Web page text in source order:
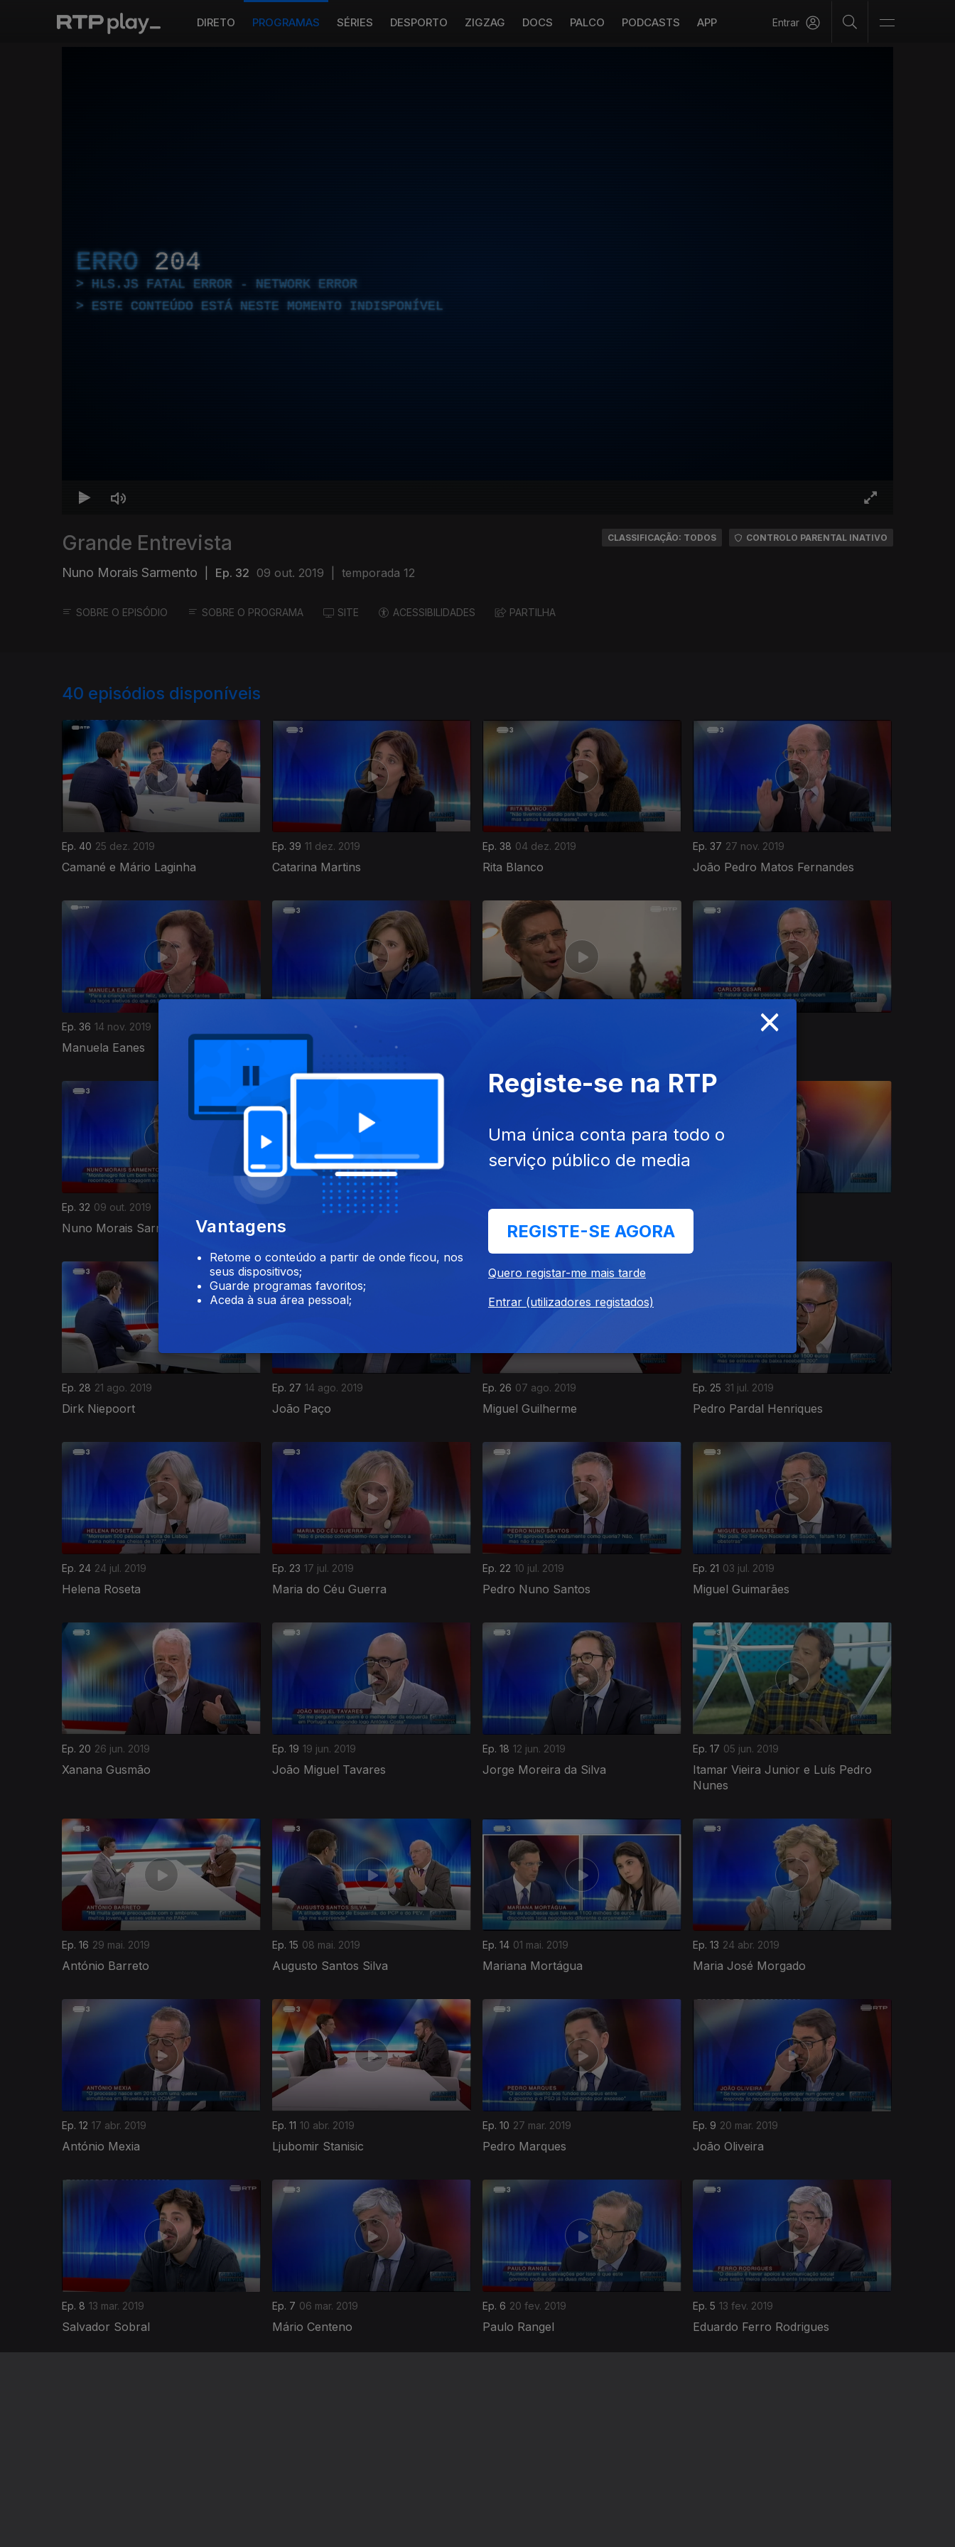
DIRETO PROGRAMAS SÉRIES DESPORTO ZIGZAG DOCS PALCO PODCASTS APP Entrar
ERRO 204
HLS.JS FATAL ERROR - NETWORK ERROR
ESTE CONTEÚDO ESTÁ NESTE MOMENTO INDISPONÍVEL
Grande Entrevista
Nuno Morais Sarmento Ep. 32 09 out. 2019 temporada 12
CLASSIFICAÇÃO: TODOS CONTROLO PARENTAL INATIVO
SOBRE O EPISÓDIO SOBRE O PROGRAMA SITE ACESSIBILIDADES PARTILHA
40 episódios disponíveis
Ep. 40 25 dez. 2019
Camané e Mário Laginha
Ep. 39 11 dez. 2019
Catarina Martins
Ep. 38 04 dez. 2019
Rita Blanco
Ep. 37 27 nov. 2019
João Pedro Matos Fernandes
Ep. 36 14 nov. 2019
Manuela Eanes
06 nov. 2019 16 out. 2019
Ep. 32 09 out. 2019
Nuno Morais Sarmento
11 set. 2019
Aliú Camará
Ep. 30 04 set. 2019
Vieira da Silva
425080
Ep. 28 21 ago. 2019
Dirk Niepoort
Ep. 27 14 ago. 2019
João Paço
Ep. 26 07 ago. 2019
Miguel Guilherme
Ep. 25 31 jul. 2019
Pedro Pardal Henriques
Ep. 24 24 jul. 2019
Helena Roseta
Ep. 23 17 jul. 2019
Maria do Céu Guerra
Ep. 22 10 jul. 2019
Pedro Nuno Santos
Ep. 21 03 jul. 2019
Miguel Guimarães
Ep. 20 26 jun. 2019
Xanana Gusmão
Ep. 19 19 jun. 2019
João Miguel Tavares
Ep. 18 12 jun. 2019
Jorge Moreira da Silva
Ep. 17 05 jun. 2019
Itamar Vieira Junior e Luís Pedro
Nunes
411250
Ep. 16 29 mai. 2019
António Barreto
Ep. 15 08 mai. 2019
Augusto Santos Silva
Ep. 14 01 mai. 2019
Mariana Mortágua
Ep. 13 24 abr. 2019
Maria José Morgado
Ep. 12 17 abr. 2019
António Mexia
Ep. 11 10 abr. 2019
Ljubomir Stanisic
Ep. 10 27 mar. 2019
Pedro Marques
Ep. 9 20 mar. 2019
João Oliveira
Ep. 8 13 mar. 2019
Salvador Sobral
Ep. 7 06 mar. 2019
Mário Centeno
Ep. 6 20 fev. 2019
Paulo Rangel
Ep. 5 13 fev. 2019
Eduardo Ferro Rodrigues
×
Vantagens
Retome o conteúdo a partir de onde ficou, nos
seus dispositivos;
Guarde programas favoritos;
Aceda à sua área pessoal;
Registe-se na RTP
Uma única conta para todo o
serviço público de media
REGISTE-SE AGORA
Quero registar-me mais tarde
Entrar (utilizadores registados)